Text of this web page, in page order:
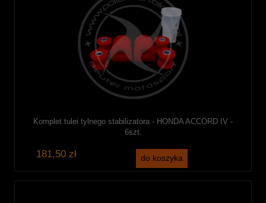
Komplet tulei tylnego stabilizatora - HONDA ACCORD IV -
6szt.
181,50 zł do koszyka